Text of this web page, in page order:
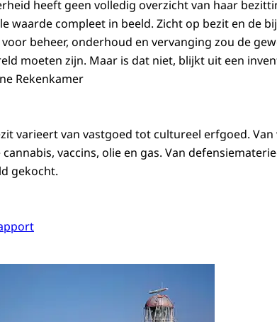
heeft geen volledig overzicht van haar
waarde compleet in beeld. Zicht op bezit en de
beheer, onderhoud en vervanging zou de
moeten zijn. Maar is dat niet, blijkt uit een
Rekenkamer
varieert van vastgoed tot cultureel erfgoed.
vaccins, olie en gas. Van
gekocht.
Coverfoto Zicht op rijksbezit